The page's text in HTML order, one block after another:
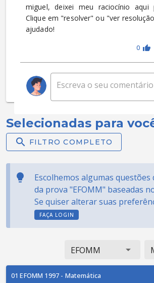
miguel, deixei meu raciocínio aqui
Clique em "resolver" ou "ver
ajudado!
0
Selecionadas para
FILTRO COMPLETO
Escolhemos algumas questões
da prova "EFOMM" baseadas
Se quiser alterar suas
FAÇA LOGIN
EFOMM
01 EFOMM 1997 - Matemática